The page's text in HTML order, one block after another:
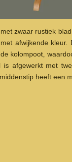
zwaar rustiek
afwijkende kleur.
kolompoot,
afgewerkt met
heeft een